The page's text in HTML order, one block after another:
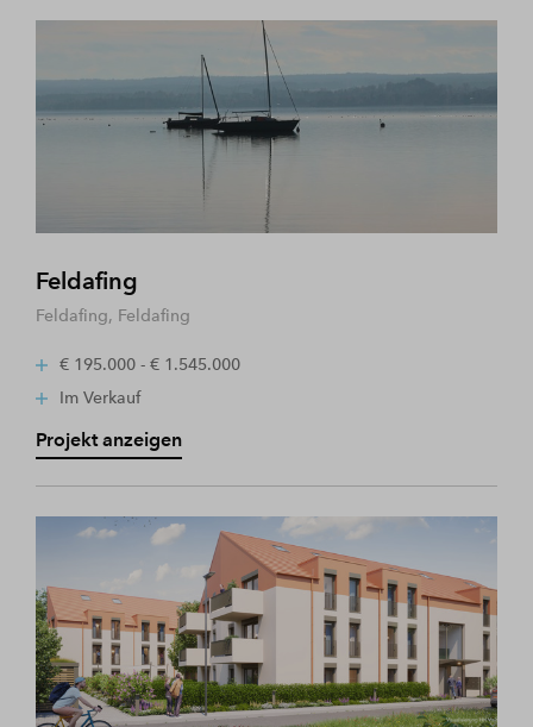
Feldafing
Feldafing, Feldafing
€ 195.000 - € 1.545.000
Im Verkauf
Projekt anzeigen